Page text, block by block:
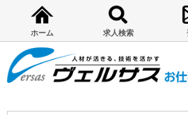
ホーム 求人検索